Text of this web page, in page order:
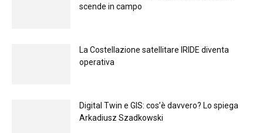
scende in campo
La Costellazione satellitare IRIDE diventa
operativa
Digital Twin e GIS: cos’è davvero? Lo spiega
Arkadiusz Szadkowski